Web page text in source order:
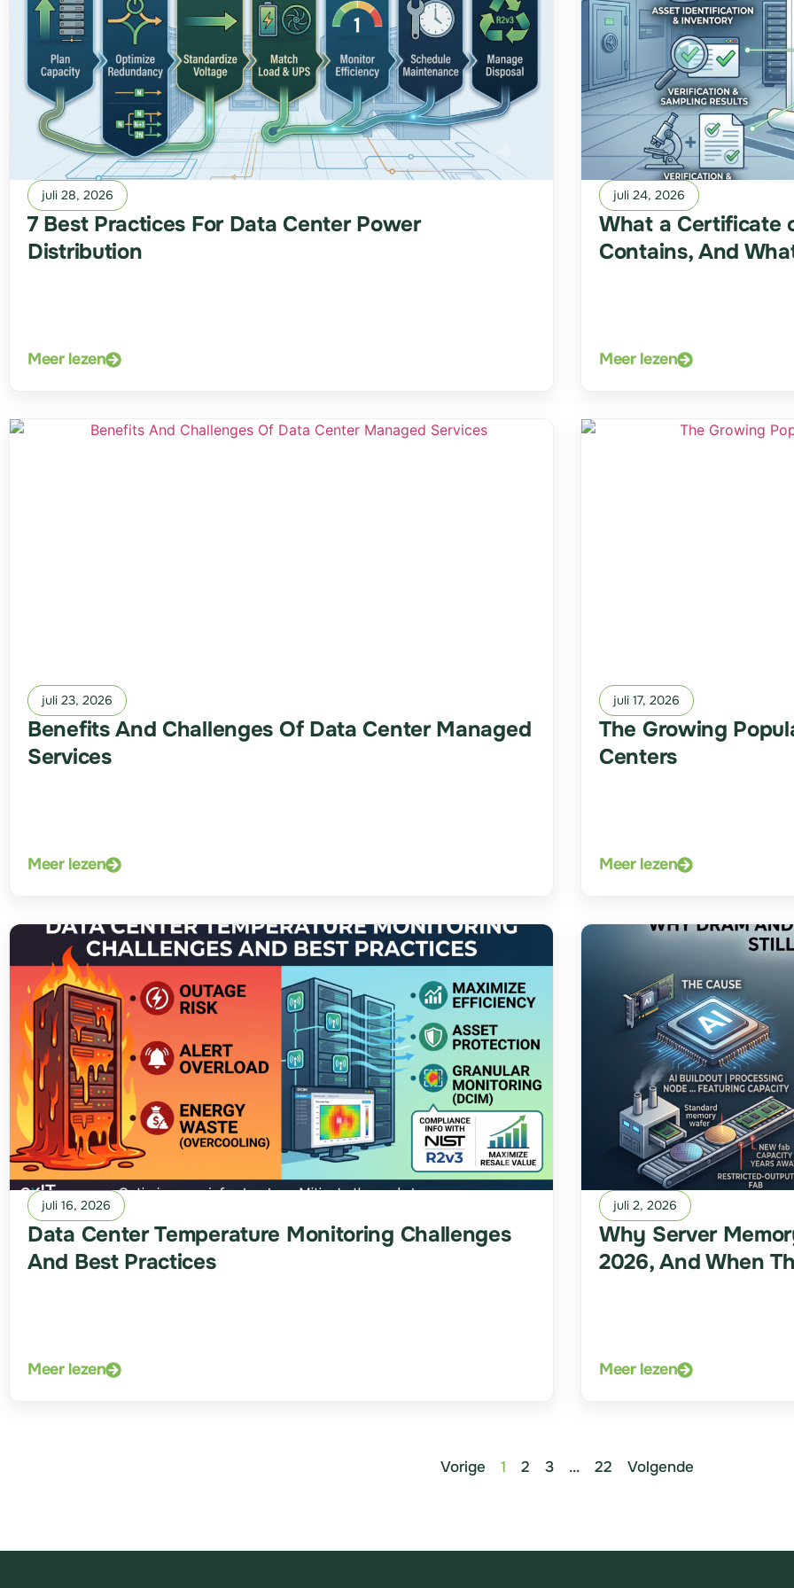
juli 28, 2026
7 Best Practices For Data Center Power
Distribution
Meer lezen
juli 24, 2026
What a Certificate
Contains, And
Meer lezen
juli 23, 2026
Benefits And Challenges Of Data Center Managed
Services
Meer lezen
juli 17, 2026
The Growing
Centers
Meer lezen
juli 16, 2026
Data Center Temperature Monitoring Challenges
And Best Practices
Meer lezen
juli 2, 2026
Why Server
2026, And When
Meer lezen
Vorige 1 2 3 ... 22 Volgende